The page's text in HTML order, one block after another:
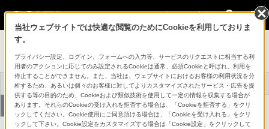
法人のお客様
AIプレゼンテーション支援システム Edge
Analytics Appliance
トップ
AIプレゼンテーショ
ン支援システムとは
商品情報 活用シーン
事例紹介
ソフトウェアダウン
ロード
サポート・お問い合
わせ
当社ウェブサイトでは快適な閲覧のためにCookieを利用しておりま
す。
プライバシー設定、ログイン、フォームへの入力等、サービスのリクエストに相当する利
用者のアクションに応じてのみ設定されるCookieは通常、必須Cookieと呼ばれ、利用を
停止することができません。また、当社は、ウェブサイトにおけるお客様の利用状況を分
析するため、あるいは個々のお客様に対してよりカスタマイズされたサービス・広告を提
供する等の目的のため、Cookieおよび類似技術を使用して一定の情報を収集する場合が
あります。それらのCookieの受け入れを拒否する場合は、「Cookieを拒否する」をクリ
ックしてください。Cookie使用にご同意頂ける場合は、「Cookieを受け入れる」をクリ
ックして下さい。Cookie設定をカスタマイズする場合は「Cookie設定」をクリックして